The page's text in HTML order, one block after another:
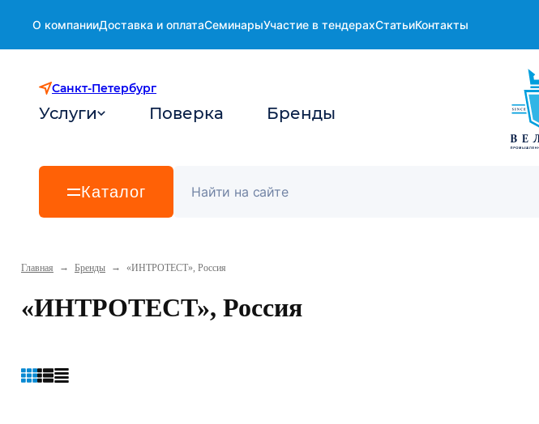
О компанииДоставка и оплатаСеминарыУчастие в тендерахСтатьиКонтакты
Санкт-Петербург
Услуги Поверка Бренды
Каталог
Главная → Бренды → «ИНТРОТЕСТ», Россия
«ИНТРОТЕСТ», Россия